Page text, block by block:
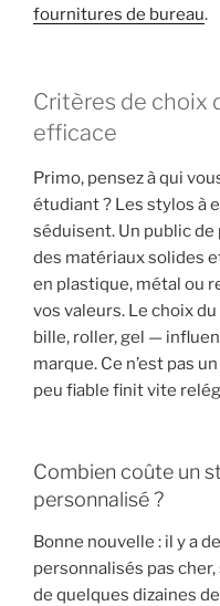
fournitures de bureau.
Critères de choix
efficace
Primo, pensez à qui
étudiant ? Les stylos à
séduisent. Un public
des matériaux solides
en plastique, métal ou
vos valeurs. Le choix
bille, roller, gel —
marque. Ce n’est pas
peu fiable finit vite
Combien coûte un
personnalisé ?
Bonne nouvelle : il y a
personnalisés pas
de quelques dizaines